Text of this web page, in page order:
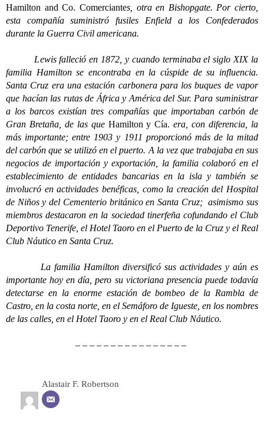
Hamilton and Co. Comerciantes, otra en Bishopgate. Por cierto,
esta compañía suministró fusiles Enfield a los Confederados
durante la Guerra Civil americana.
Lewis falleció en 1872, y cuando terminaba el siglo XIX la
familia Hamilton se encontraba en la cúspide de su influencia.
Santa Cruz era una estación carbonera para los buques de vapor
que hacían las rutas de África y América del Sur. Para suministrar
a los barcos existían tres compañías que importaban carbón de
Gran Bretaña, de las que Hamilton y Cía. era, con diferencia, la
más importante; entre 1903 y 1911 proporcionó más de la mitad
del carbón que se utilizó en el puerto. A la vez que trabajaba en sus
negocios de importación y exportación, la familia colaboró en el
establecimiento de entidades bancarias en la isla y también se
involucró en actividades benéficas, como la creación del Hospital
de Niños y del Cementerio británico en Santa Cruz; asimismo sus
miembros destacaron en la sociedad tinerfeña cofundando el Club
Deportivo Tenerife, el Hotel Taoro en el Puerto de la Cruz y el Real
Club Náutico en Santa Cruz.
La familia Hamilton diversificó sus actividades y aún es
importante hoy en día, pero su victoriana presencia puede todavía
detectarse en la enorme estación de bombeo de la Rambla de
Castro, en la costa norte, en el Semáforo de Igueste, en los nombres
de las calles, en el Hotel Taoro y en el Real Club Náutico.
– – – – – – – – – – – – – – – –
Alastair F. Robertson